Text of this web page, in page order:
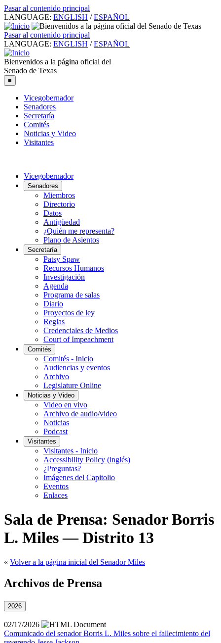
Pasar al contenido principal
LANGUAGE: ENGLISH / ESPAÑOL
Pasar al contenido principal
LANGUAGE: ENGLISH / ESPAÑOL
Bienvenidos a la página oficial del
Senado de Texas
≡
Vicegobernador
Senadores
Secretaría
Comités
Noticias y Video
Visitantes
Vicegobernador
Senadores
Miembros
Directorio
Datos
Antigüedad
¿Quién me representa?
Plano de Asientos
Secretaría
Patsy Spaw
Recursos Humanos
Investigación
Agenda
Programa de salas
Diario
Proyectos de ley
Reglas
Credenciales de Medios
Court of Impeachment
Comités
Comités - Inicio
Audiencias y eventos
Archivo
Legislature Online
Noticias y Video
Video en vivo
Archivo de audio/video
Noticias
Podcast
Visitantes
Visitantes - Inicio
Accessibility Policy (inglés)
¿Preguntas?
Imágenes del Capitolio
Eventos
Enlaces
Sala de Prensa: Senador Borris
L. Miles — Distrito 13
« Volver a la página inicial del Senador Miles
Archivos de Prensa
2026
02/17/2026
Comunicado del senador Borris L. Miles sobre el fallecimiento del